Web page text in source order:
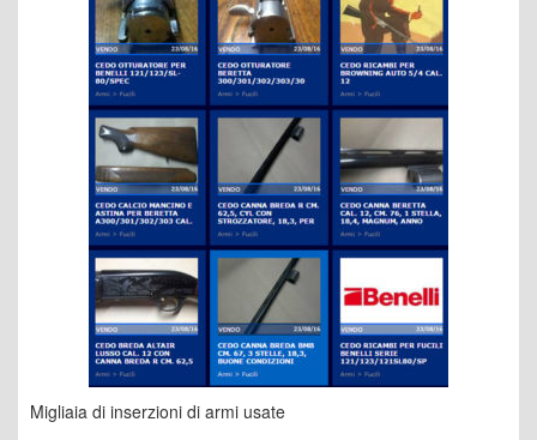
Migliaia di inserzioni di armi usate